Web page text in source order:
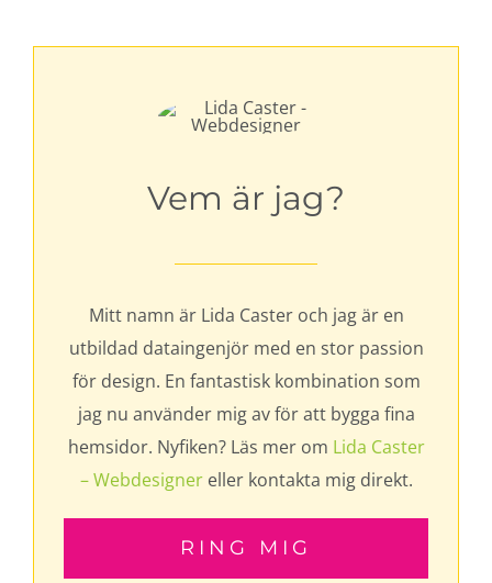
Vem är jag?
Mitt namn är Lida Caster och jag är en
utbildad dataingenjör med en stor passion
för design. En fantastisk kombination som
jag nu använder mig av för att bygga fina
hemsidor. Nyfiken? Läs mer om Lida Caster
– Webdesignereller kontakta mig direkt.
RING MIG